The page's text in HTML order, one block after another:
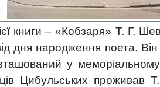
книги – «Кобзаря» Т. Г.
дня народження поета.
у
Цибульських